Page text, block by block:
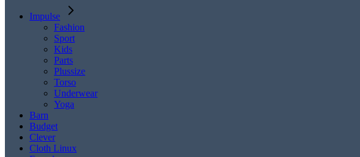
Impulse
Fashion
Sport
Kids
Parts
Plussize
Torso
Underwear
Yoga
Barn
Budget
Clever
Cloth Linux